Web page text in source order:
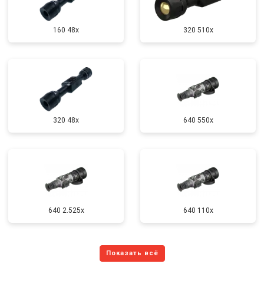
160 48x 320 510x
320 48x 640 550x
640 2.525x 640 110x